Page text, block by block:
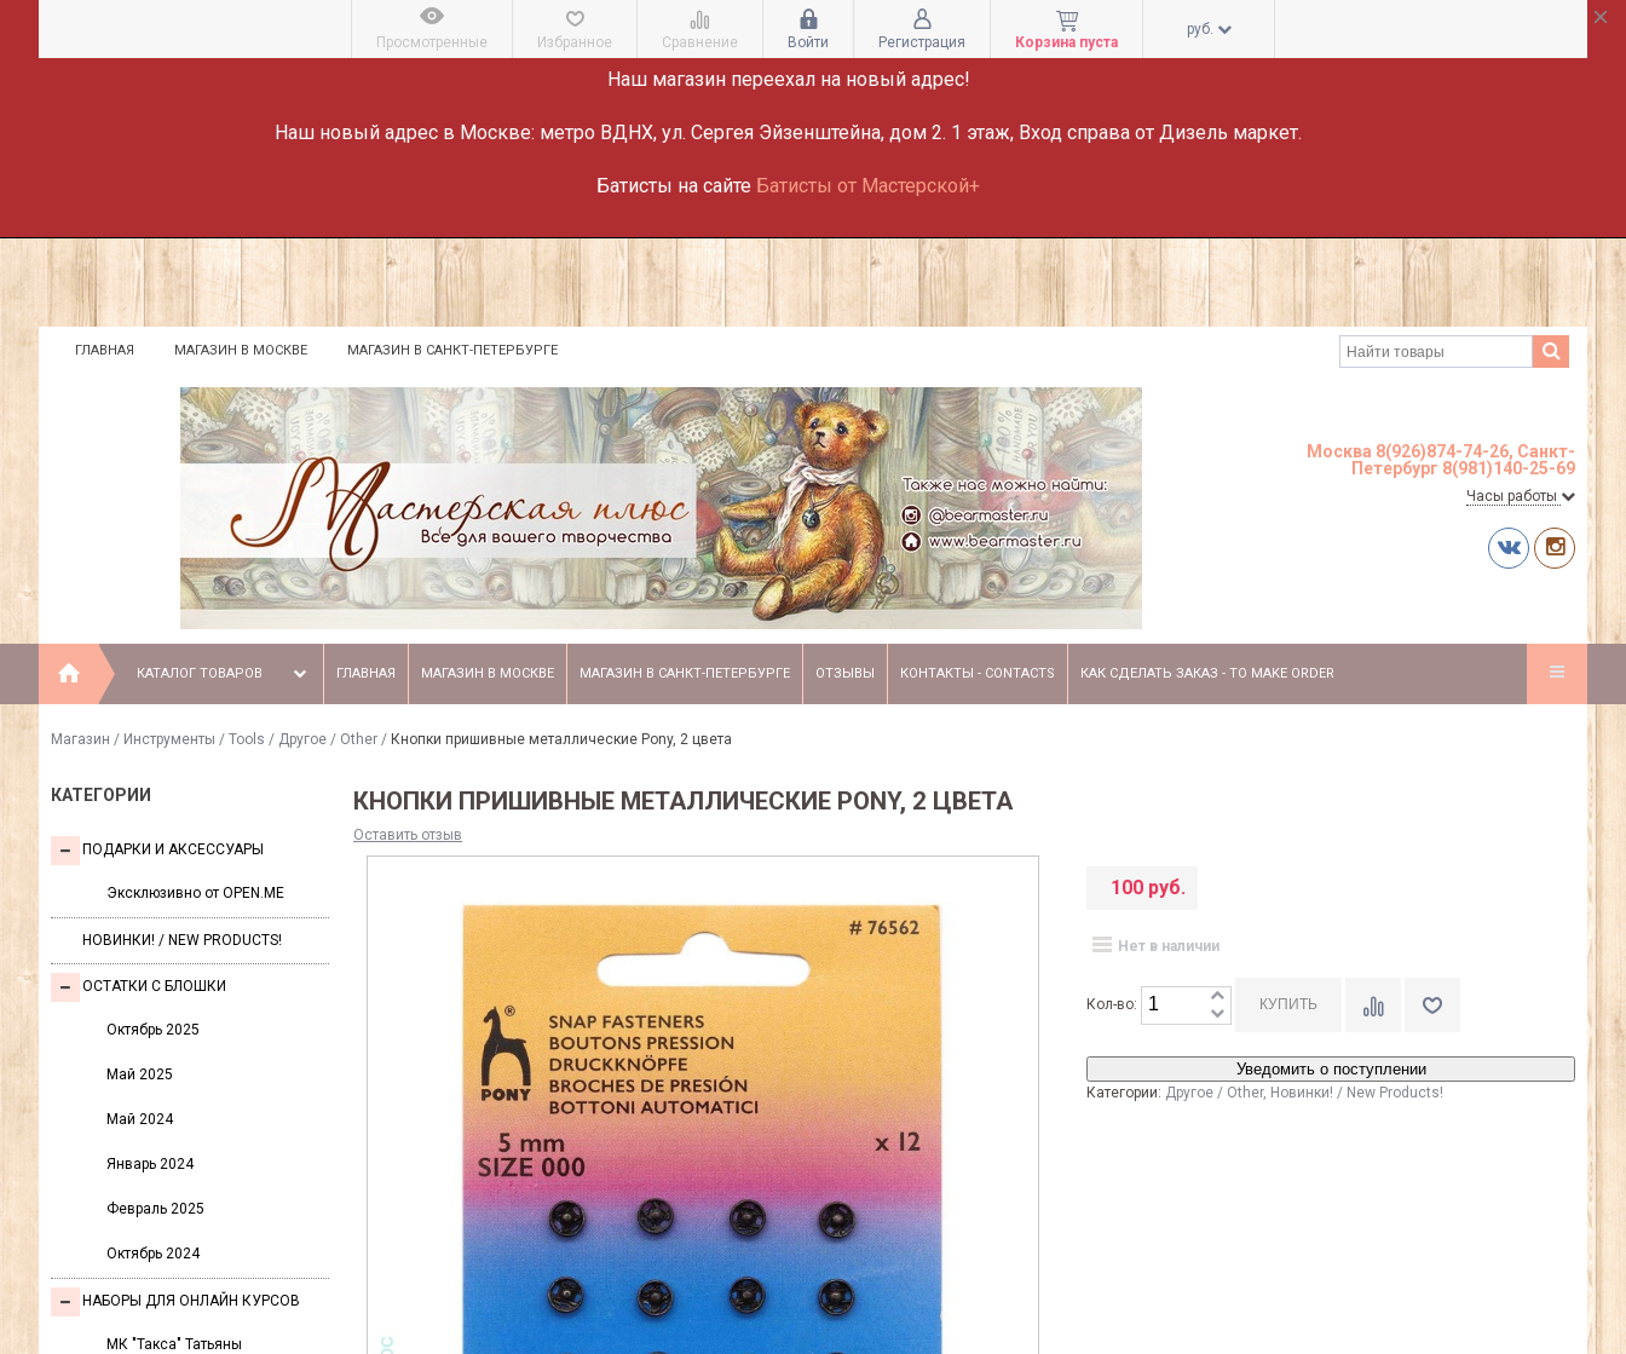
ВНИМАНИЕ!
Наш магазин переехал на новый адрес!
Наш новый адрес в Москве: метро ВДНХ, ул. Сергея Эйзенштейна, дом 2. 1 этаж, Вход справа от Дизель маркет.
Батисты на сайте Батисты от Мастерской+
Просмотренные Избранное Сравнение Войти Регистрация Корзина пуста
руб.
ГЛАВНАЯ МАГАЗИН В МОСКВЕ МАГАЗИН В САНКТ-ПЕТЕРБУРГЕ
Москва 8(926)874-74-26, Санкт-
Петербург 8(981)140-25-69
Часы работы
КАТАЛОГ ТОВАРОВ ГЛАВНАЯ МАГАЗИН В МОСКВЕ МАГАЗИН В САНКТ-ПЕТЕРБУРГЕ ОТЗЫВЫ КОНТАКТЫ - CONTACTS КАК СДЕЛАТЬ ЗАКАЗ - TO MAKE ORDER
Магазин / Инструменты / Tools / Другое / Other / Кнопки пришивные металлические Pony, 2 цвета
КАТЕГОРИИ
ПОДАРКИ И АКСЕССУАРЫ
Эксклюзивно от OPEN.ME
НОВИНКИ! / NEW PRODUCTS!
ОСТАТКИ С БЛОШКИ
Октябрь 2025
Май 2025
Май 2024
Январь 2024
Февраль 2025
Октябрь 2024
НАБОРЫ ДЛЯ ОНЛАЙН КУРСОВ
МК "Такса" Татьяны
КНОПКИ ПРИШИВНЫЕ МЕТАЛЛИЧЕСКИЕ PONY, 2 ЦВЕТА
Оставить отзыв
100 руб.
Нет в наличии
Кол-во:
Уведомить о поступлении
Категории: Другое / Other, Новинки! / New Products!